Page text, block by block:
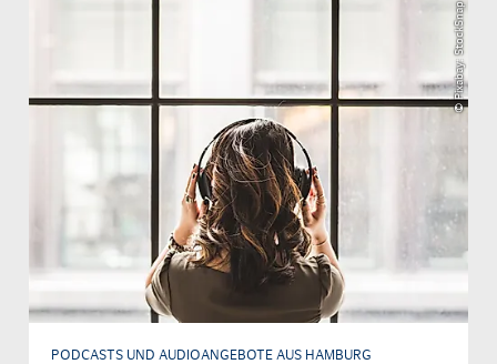
© Pixabay: StockSnap
PODCASTS UND AUDIOANGEBOTE AUS HAMBURG